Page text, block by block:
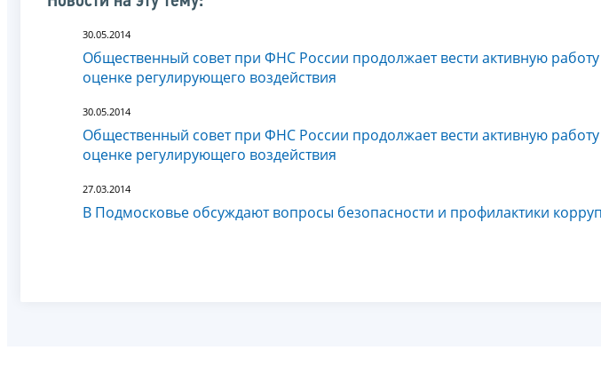
30.05.2014
Общественный совет при ФНС России продолжает вести активную
оценке регулирующего воздействия
30.05.2014
Общественный совет при ФНС России продолжает вести активную
оценке регулирующего воздействия
27.03.2014
В Подмосковье обсуждают вопросы безопасности и профилактики